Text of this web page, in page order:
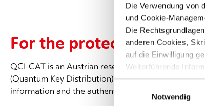
Die Verwendung von
und Cookie-
Die
anderen Cookies,
auf die Einwilligung
Weiterführende
finden Sie in unserer
Notwendig
For the protection of
QCI-CAT is an Austrian research project that
(Quantum Key Distribution) for highly secure
information and the authentication of messages.